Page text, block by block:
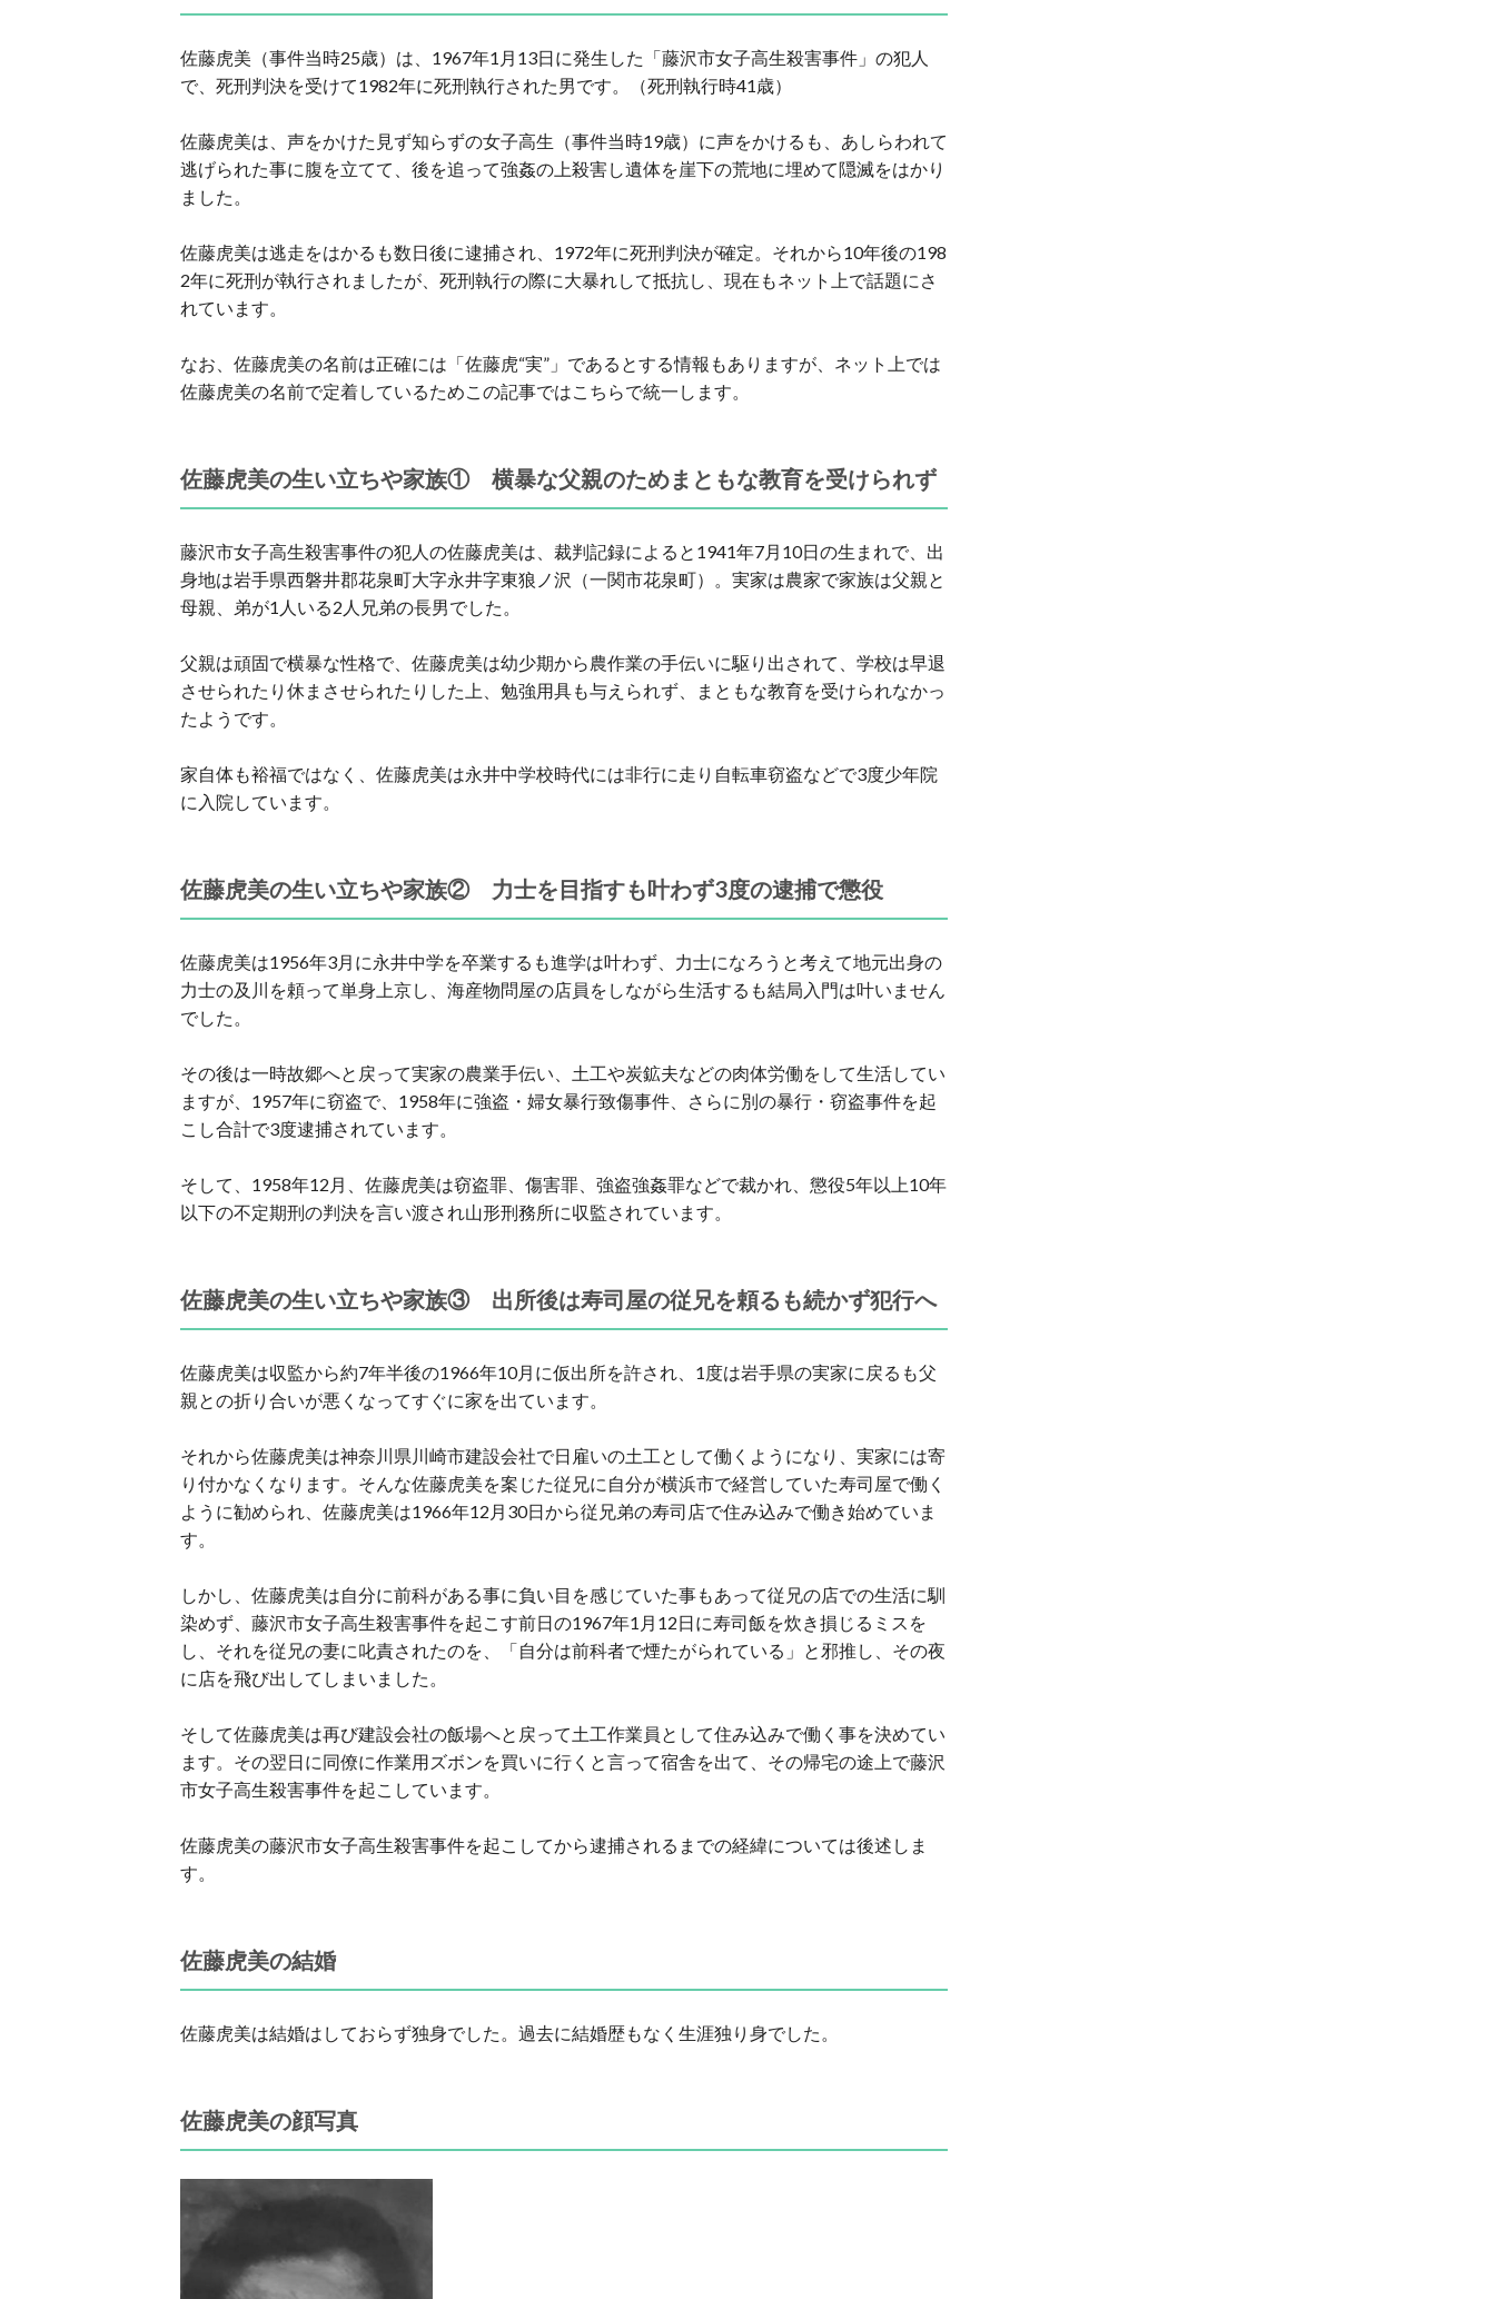
佐藤虎美（事件当時25歳）は、1967年1月13日に発生した「藤沢市女子高生殺害事件」の犯人
で、死刑判決を受けて1982年に死刑執行された男です。（死刑執行時41歳）
佐藤虎美は、声をかけた見ず知らずの女子高生（事件当時19歳）に声をかけるも、あしらわれて
逃げられた事に腹を立てて、後を追って強姦の上殺害し遺体を崖下の荒地に埋めて隠滅をはかり
ました。
佐藤虎美は逃走をはかるも数日後に逮捕され、1972年に死刑判決が確定。それから10年後の198
2年に死刑が執行されましたが、死刑執行の際に大暴れして抵抗し、現在もネット上で話題にさ
れています。
なお、佐藤虎美の名前は正確には「佐藤虎“実”」であるとする情報もありますが、ネット上では
佐藤虎美の名前で定着しているためこの記事ではこちらで統一します。
佐藤虎美の生い立ちや家族① 横暴な父親のためまともな教育を受けられず
藤沢市女子高生殺害事件の犯人の佐藤虎美は、裁判記録によると1941年7月10日の生まれで、出
身地は岩手県西磐井郡花泉町大字永井字東狼ノ沢（一関市花泉町）。実家は農家で家族は父親と
母親、弟が1人いる2人兄弟の長男でした。
父親は頑固で横暴な性格で、佐藤虎美は幼少期から農作業の手伝いに駆り出されて、学校は早退
させられたり休まさせられたりした上、勉強用具も与えられず、まともな教育を受けられなかっ
たようです。
家自体も裕福ではなく、佐藤虎美は永井中学校時代には非行に走り自転車窃盗などで3度少年院
に入院しています。
佐藤虎美の生い立ちや家族② 力士を目指すも叶わず3度の逮捕で懲役
佐藤虎美は1956年3月に永井中学を卒業するも進学は叶わず、力士になろうと考えて地元出身の
力士の及川を頼って単身上京し、海産物問屋の店員をしながら生活するも結局入門は叶いません
でした。
その後は一時故郷へと戻って実家の農業手伝い、土工や炭鉱夫などの肉体労働をして生活してい
ますが、1957年に窃盗で、1958年に強盗・婦女暴行致傷事件、さらに別の暴行・窃盗事件を起
こし合計で3度逮捕されています。
そして、1958年12月、佐藤虎美は窃盗罪、傷害罪、強盗強姦罪などで裁かれ、懲役5年以上10年
以下の不定期刑の判決を言い渡され山形刑務所に収監されています。
佐藤虎美の生い立ちや家族③ 出所後は寿司屋の従兄を頼るも続かず犯行へ
佐藤虎美は収監から約7年半後の1966年10月に仮出所を許され、1度は岩手県の実家に戻るも父
親との折り合いが悪くなってすぐに家を出ています。
それから佐藤虎美は神奈川県川崎市建設会社で日雇いの土工として働くようになり、実家には寄
り付かなくなります。そんな佐藤虎美を案じた従兄に自分が横浜市で経営していた寿司屋で働く
ように勧められ、佐藤虎美は1966年12月30日から従兄弟の寿司店で住み込みで働き始めていま
す。
しかし、佐藤虎美は自分に前科がある事に負い目を感じていた事もあって従兄の店での生活に馴
染めず、藤沢市女子高生殺害事件を起こす前日の1967年1月12日に寿司飯を炊き損じるミスを
し、それを従兄の妻に叱責されたのを、「自分は前科者で煙たがられている」と邪推し、その夜
に店を飛び出してしまいました。
そして佐藤虎美は再び建設会社の飯場へと戻って土工作業員として住み込みで働く事を決めてい
ます。その翌日に同僚に作業用ズボンを買いに行くと言って宿舎を出て、その帰宅の途上で藤沢
市女子高生殺害事件を起こしています。
佐藤虎美の藤沢市女子高生殺害事件を起こしてから逮捕されるまでの経緯については後述しま
す。
佐藤虎美の結婚
佐藤虎美は結婚はしておらず独身でした。過去に結婚歴もなく生涯独り身でした。
佐藤虎美の顔写真